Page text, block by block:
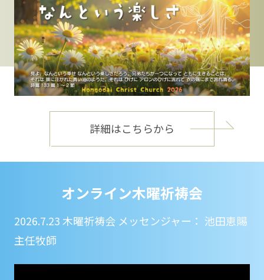
詳細はこちらから
オンライン木曜祈祷会
2026.7.23 木曜祈祷会 メッセンジャー： 池田恵賜
主任牧師